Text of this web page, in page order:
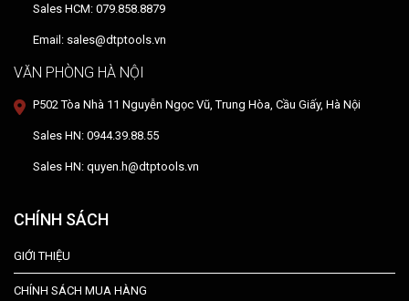
Sales HCM: 079.858.8879
Email: sales@dtptools.vn
VĂN PHÒNG HÀ NỘI
P502 Tòa Nhà 11 Nguyễn Ngọc Vũ, Trung Hòa, Cầu Giấy, Hà Nội
Sales HN: 0944.39.88.55
Sales HN: quyen.h@dtptools.vn
CHÍNH SÁCH
GIỚI THIỆU
CHÍNH SÁCH MUA HÀNG